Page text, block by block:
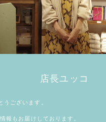
店長ユッコ
うございます。
報もお届けしております。